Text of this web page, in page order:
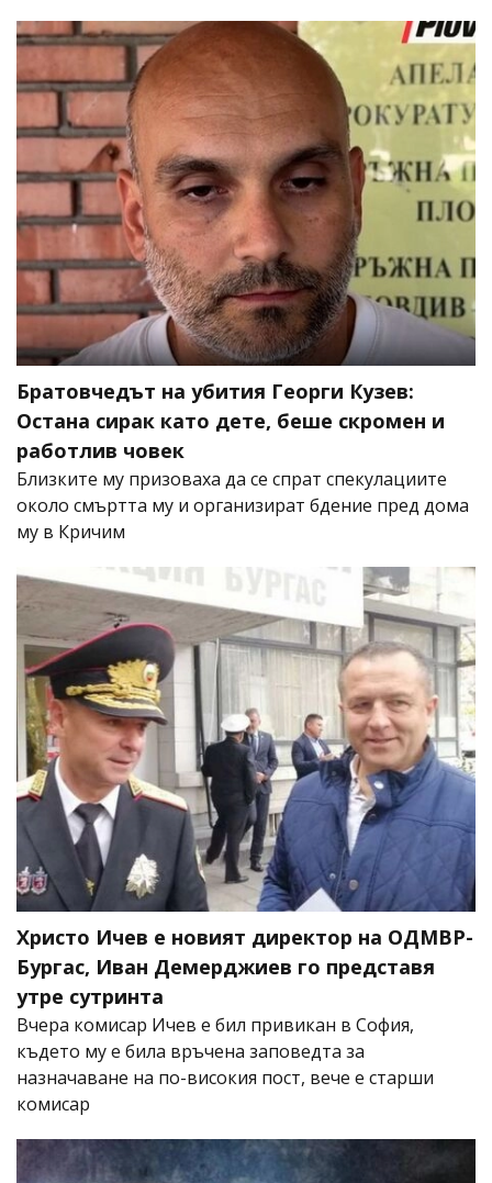
Братовчедът на убития Георги Кузев:
Остана сирак като дете, беше скромен и
работлив човек
Близките му призоваха да се спрат спекулациите
около смъртта му и организират бдение пред дома
му в Кричим
Христо Ичев е новият директор на ОДМВР-
Бургас, Иван Демерджиев го представя
утре сутринта
Вчера комисар Ичев е бил привикан в София,
където му е била връчена заповедта за
назначаване на по-високия пост, вече е старши
комисар